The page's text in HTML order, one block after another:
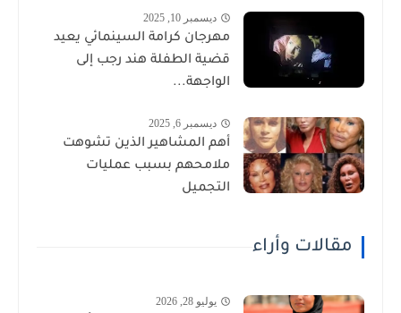
ديسمبر 10, 2025
مهرجان كرامة السينمائي يعيد
قضية الطفلة هند رجب إلى
الواجهة...
ديسمبر 6, 2025
أهم المشاهير الذين تشوهت
ملامحهم بسبب عمليات
التجميل
مقالات وأراء
يوليو 28, 2026